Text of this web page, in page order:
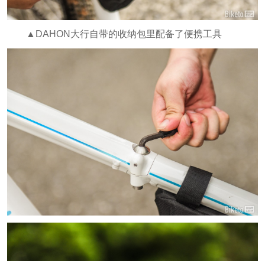
▲DAHON大行自带的收纳包里配备了便携工具